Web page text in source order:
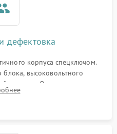
дефектовка
корпуса спецключом.
высоковольтного
системы. Осмотр контактов
уплотнительных